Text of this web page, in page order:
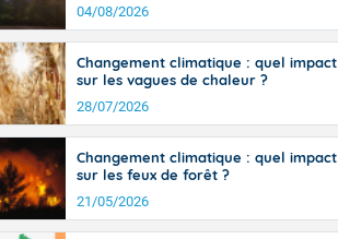
04/08/2026
Changement climatique : quel impact
sur les vagues de chaleur ?
28/07/2026
Changement climatique : quel impact
sur les feux de forêt ?
21/05/2026